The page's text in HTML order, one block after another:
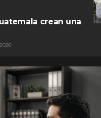
crean una